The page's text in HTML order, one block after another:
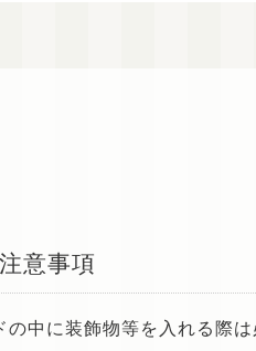
意事項
の中に装飾物等を入れる際